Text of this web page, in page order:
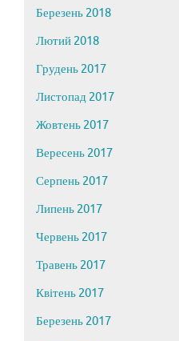
Березень 2018
Лютий 2018
Грудень 2017
Листопад 2017
Жовтень 2017
Вересень 2017
Серпень 2017
Липень 2017
Червень 2017
Травень 2017
Квітень 2017
Березень 2017